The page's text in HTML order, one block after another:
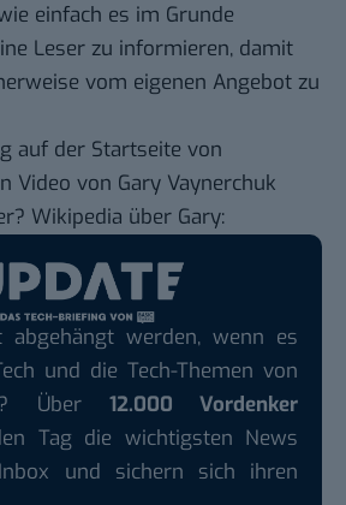
einfach es im Grunde
Leser zu informieren, damit
vom eigenen Angebot zu
auf der Startseite von
Video von Gary Vaynerchuk
Wikipedia über Gary:
werden, wenn es
und die Tech-Themen von
Über 12.000 Vordenker
Tag die wichtigsten News
und sichern sich ihren